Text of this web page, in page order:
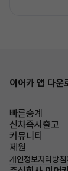
이어카 앱 다운
빠른승계
신차즉시출고
커뮤니티
제원
개인정보처리방침